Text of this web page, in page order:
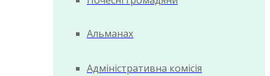
Альманах
Адміністративна комісія